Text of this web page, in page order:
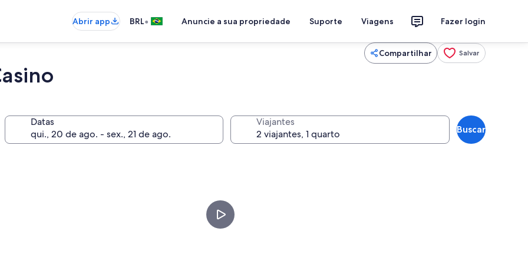
Abrir app BRL• Anuncie a sua propriedade Suporte Viagens Fazer login
Compartilhar Salvar
Datas Viajantes
Buscar